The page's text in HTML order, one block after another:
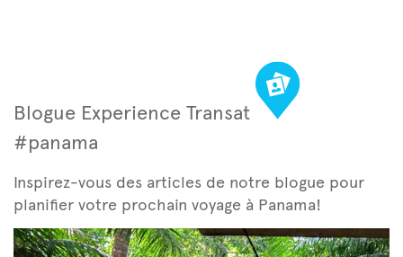
Blogue Experience Transat
#panama
Inspirez-vous des articles de notre blogue pour
planifier votre prochain voyage à Panama!